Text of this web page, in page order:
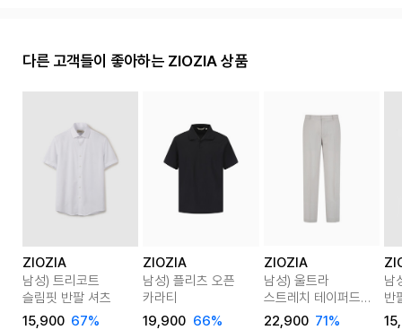
다른 고객들이 좋아하는 ZIOZIA 상품
ZIOZIA
남성) 트리코트
슬림핏 반팔 셔츠
15,900 67%
ZIOZIA
남성) 플리츠 오픈
카라티
19,900 66%
ZIOZIA
남성) 울트라
스트레치 테이퍼드
핏 팬츠
22,900 71%
남
반